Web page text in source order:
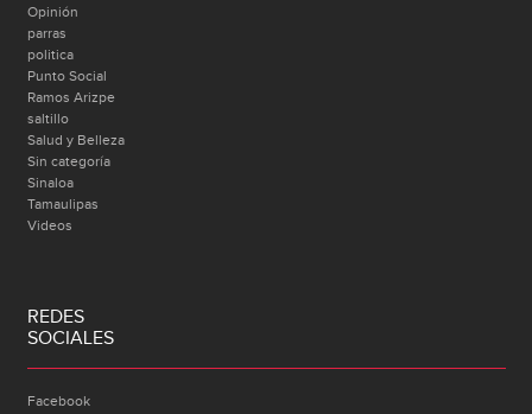
Opinión
parras
politica
Punto Social
Ramos Arizpe
saltillo
Salud y Belleza
Sin categoría
Sinaloa
Tamaulipas
Videos
REDES
SOCIALES
Facebook